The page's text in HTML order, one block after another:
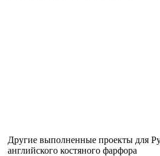
Другие выполненные проекты для
английского костяного фарфора